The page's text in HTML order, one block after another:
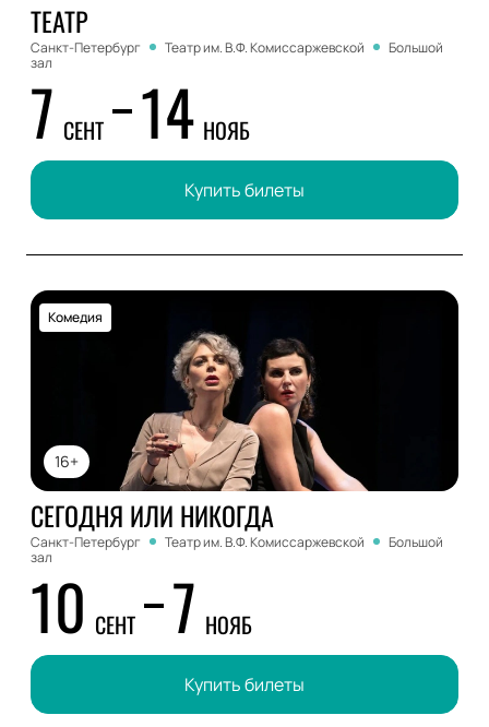
ТЕАТР
Санкт-Петербург Театр им. В.Ф. Комиссаржевской
Большой
зал
7 СЕНТ 14 НОЯБ
Купить билеты
16+
Комедия
СЕГОДНЯ ИЛИ НИКОГДА
Санкт-Петербург Театр им. В.Ф. Комиссаржевской
Большой
зал
10 СЕНТ 7 НОЯБ
Купить билеты